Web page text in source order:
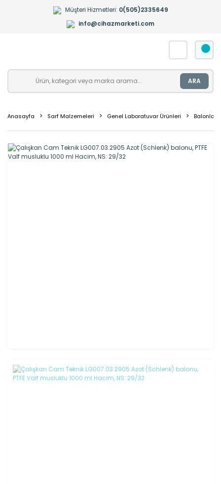
Müşteri Hizmetleri: 0(505)2335649
info@cihazmarketi.com
ARA
Anasayfa Sarf Malzemeleri Genel Laboratuvar Ürünleri Balonlar